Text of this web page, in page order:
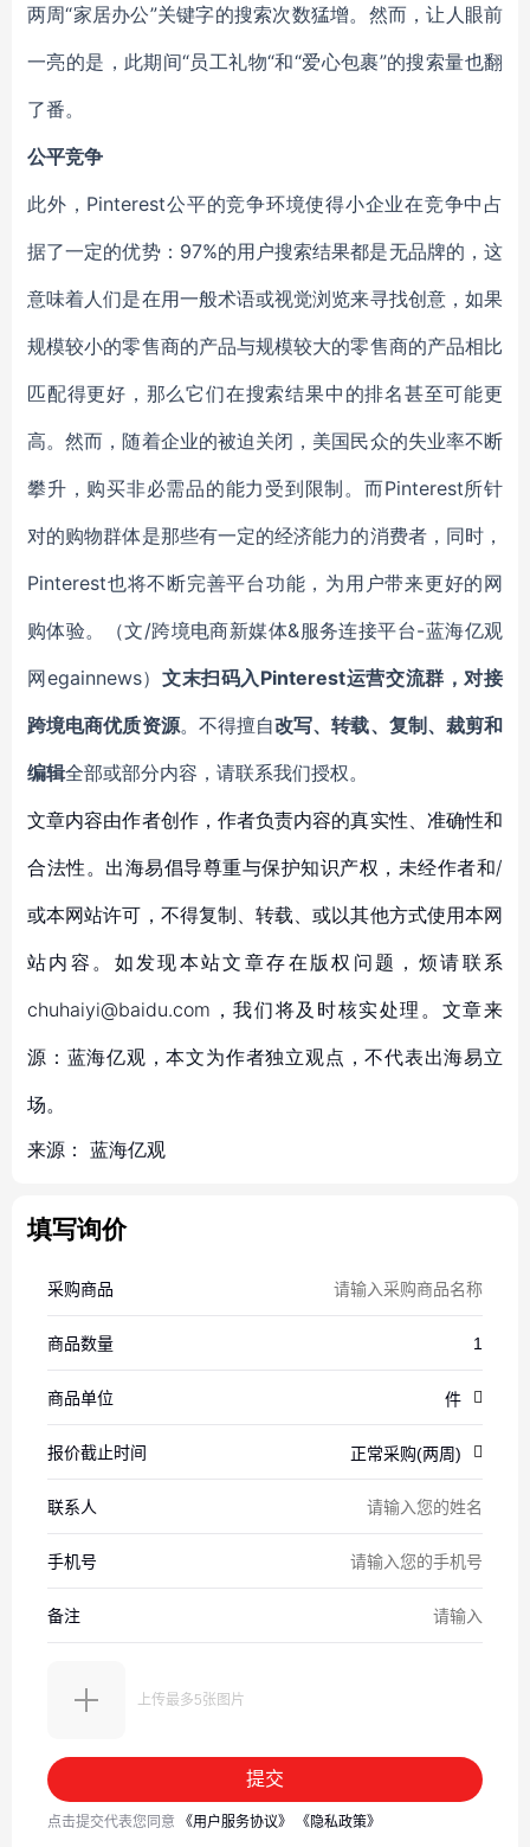
两周“家居办公”关键字的搜索次数猛增。然而，让人眼前
一亮的是，此期间“员工礼物“和“爱心包裹”的搜索量也翻
了番。
公平竞争
此外，Pinterest公平的竞争环境使得小企业在竞争中占
据了一定的优势：97%的用户搜索结果都是无品牌的，这
意味着人们是在用一般术语或视觉浏览来寻找创意，如果
规模较小的零售商的产品与规模较大的零售商的产品相比
匹配得更好，那么它们在搜索结果中的排名甚至可能更
高。然而，随着企业的被迫关闭，美国民众的失业率不断
攀升，购买非必需品的能力受到限制。而Pinterest所针
对的购物群体是那些有一定的经济能力的消费者，同时，
Pinterest也将不断完善平台功能，为用户带来更好的网
购体验。（文/跨境电商新媒体&服务连接平台-蓝海亿观
网egainnews） 文末扫码入Pinterest运营交流群，对接
跨境电商优质资源。不得擅自改写、转载、复制、裁剪和
编辑全部或部分内容，请联系我们授权。
文章内容由作者创作，作者负责内容的真实性、准确性和
合法性。出海易倡导尊重与保护知识产权，未经作者和/
或本网站许可，不得复制、转载、或以其他方式使用本网
站内容。如发现本站文章存在版权问题，烦请联系
chuhaiyi@baidu.com，我们将及时核实处理。文章来
源：蓝海亿观，本文为作者独立观点，不代表出海易立
场。
来源： 蓝海亿观
填写询价